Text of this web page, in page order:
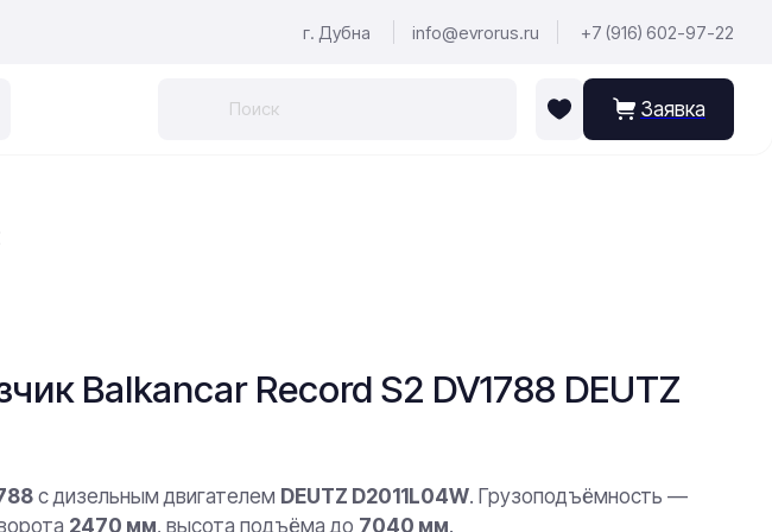
г. Дубна info@evrorus.ru +7 (916) 602-97-22
Заявка
Balkancar Record S2 DV1788 DEUTZ
с дизельным двигателем DEUTZ D2011L04W. Грузоподъёмность —
2470 мм, высота подъёма до 7040 мм.